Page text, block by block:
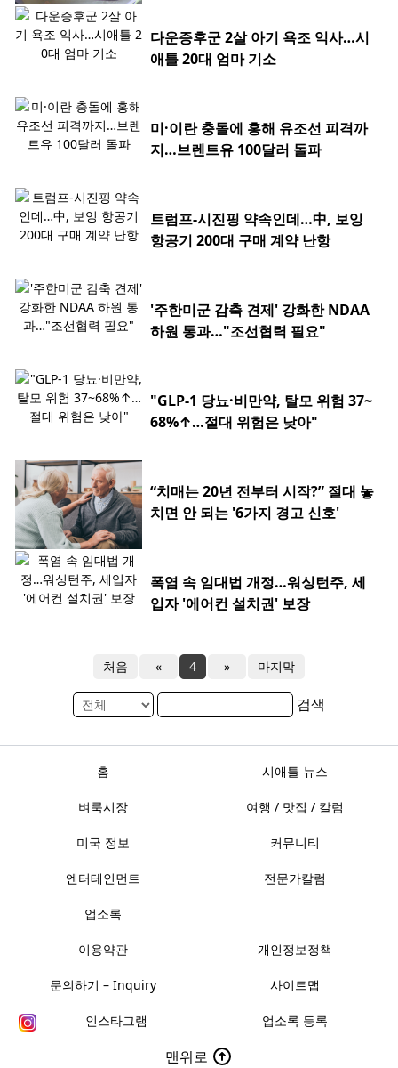
다운증후군 2살 아기 욕조 익사…시
애틀 20대 엄마 기소
미·이란 충돌에 홍해 유조선 피격까
지…브렌트유 100달러 돌파
트럼프-시진핑 약속인데…中, 보잉
항공기 200대 구매 계약 난항
'주한미군 감축 견제' 강화한 NDAA
하원 통과…"조선협력 필요"
"GLP-1 당뇨·비만약, 탈모 위험 37~
68%↑…절대 위험은 낮아"
“치매는 20년 전부터 시작?” 절대 놓
치면 안 되는 '6가지 경고 신호'
폭염 속 임대법 개정…워싱턴주, 세
입자 '에어컨 설치권' 보장
처음 « 4 » 마지막
검색
홈 시애틀 뉴스
벼룩시장 여행 / 맛집 / 칼럼
미국 정보 커뮤니티
엔터테인먼트 전문가칼럼
업소록
이용약관 개인정보정책
문의하기 – Inquiry 사이트맵
인스타그램 업소록 등록
맨위로